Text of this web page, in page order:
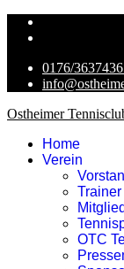
0176/
Ostheimer
Home
Verein
Trainer
OTC